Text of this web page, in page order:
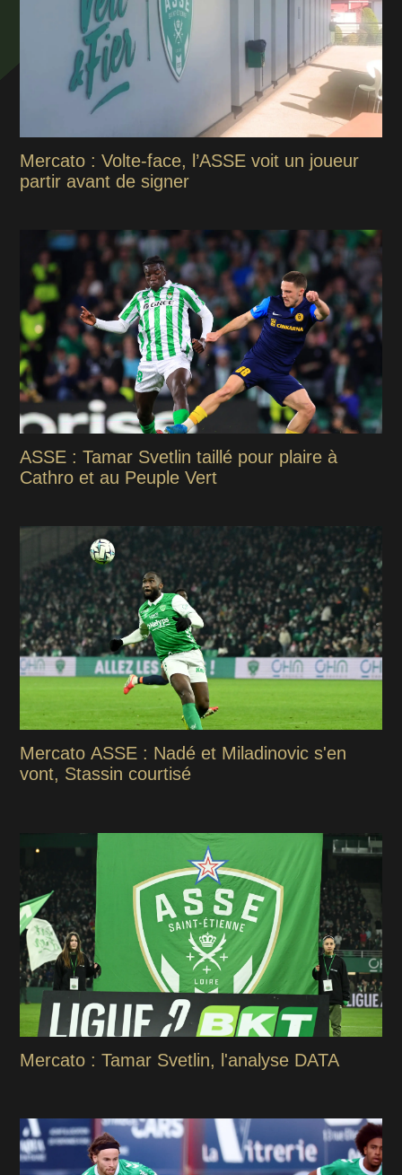
Mercato : Volte-face, l’ASSE voit un joueur
partir avant de signer
ASSE : Tamar Svetlin taillé pour plaire à
Cathro et au Peuple Vert
Mercato ASSE : Nadé et Miladinovic s'en
vont, Stassin courtisé
Mercato : Tamar Svetlin, l'analyse DATA